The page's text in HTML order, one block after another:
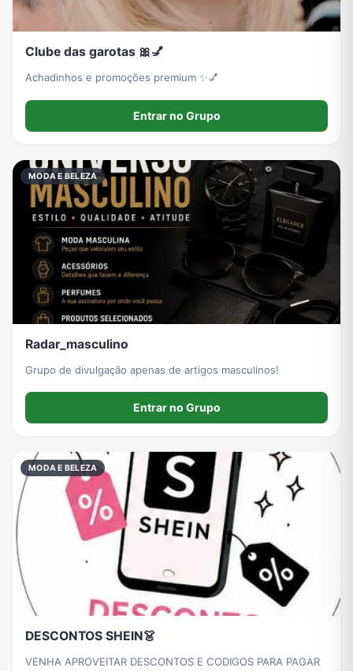
Clube das garotas 🎀💅
Achadinhos e promoções premium ✨💅
Entrar no Grupo
MODA E BELEZA
Radar_masculino
Grupo de divulgação apenas de artigos masculinos!
Entrar no Grupo
MODA E BELEZA
DESCONTOS SHEIN👗
VENHA APROVEITAR DESCONTOS E CODIGOS PARA PAGAR